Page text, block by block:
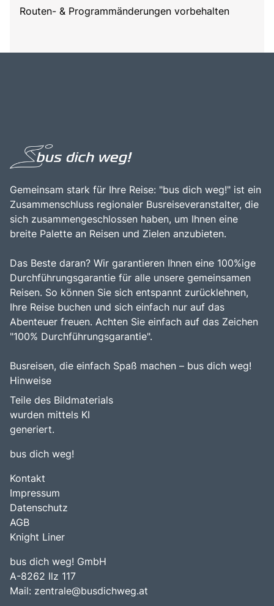
Routen- & Programmänderungen vorbehalten
Gemeinsam stark für Ihre Reise: "bus dich weg!" ist ein
Zusammenschluss regionaler Busreiseveranstalter, die
sich zusammengeschlossen haben, um Ihnen eine
breite Palette an Reisen und Zielen anzubieten.
Das Beste daran? Wir garantieren Ihnen eine 100%ige
Durchführungsgarantie für alle unsere gemeinsamen
Reisen. So können Sie sich entspannt zurücklehnen,
Ihre Reise buchen und sich einfach nur auf das
Abenteuer freuen. Achten Sie einfach auf das Zeichen
"100% Durchführungsgarantie".
Busreisen, die einfach Spaß machen – bus dich weg!
Hinweise
Teile des Bildmaterials
wurden mittels KI
generiert.
bus dich weg!
Kontakt
Impressum
Datenschutz
AGB
Knight Liner
bus dich weg! GmbH
A-8262 Ilz 117
Mail: zentrale@busdichweg.at